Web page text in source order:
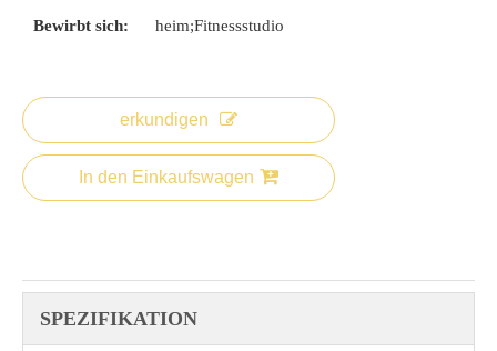
Bewirbt sich:
heim;Fitnessstudio
erkundigen
In den Einkaufswagen
SPEZIFIKATION